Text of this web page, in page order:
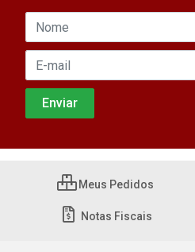
Meus Pedidos
Notas Fiscais